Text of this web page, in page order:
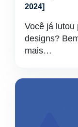
2024]
Você já lutou
designs?
mais…